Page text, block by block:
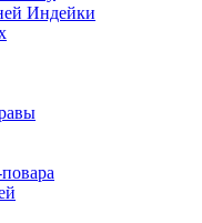
Индейки